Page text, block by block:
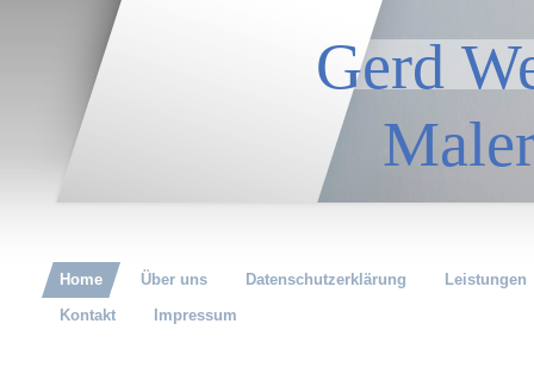
Home Über uns Datenschutzerklärung
Leistungen
Kontakt
Impressum